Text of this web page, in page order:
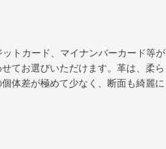
トカード、マイナンバーカード等が
てお選びいただけます。革は、柔ら
体差が極めて少なく、断面も綺麗に